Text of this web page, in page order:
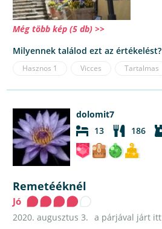
Még több kép (5 db) >>
Milyennek találod ezt az értékelést?
Hasznos 1 Vicces Tartalmas
dolomit7
13
186
Remetééknél
Jó
2020. augusztus 3. a párjával járt itt